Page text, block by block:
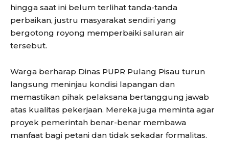
hingga saat ini belum terlihat tanda-tanda
perbaikan, justru masyarakat sendiri yang
bergotong royong memperbaiki saluran air
tersebut.
Warga berharap Dinas PUPR Pulang Pisau turun
langsung meninjau kondisi lapangan dan
memastikan pihak pelaksana bertanggung jawab
atas kualitas pekerjaan. Mereka juga meminta agar
proyek pemerintah benar-benar membawa
manfaat bagi petani dan tidak sekadar formalitas.